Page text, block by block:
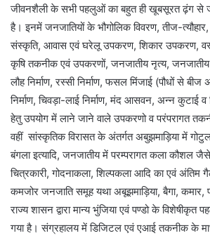
जीवनशैली के सभी पहलुओं का बहुत ही खूबसूरत ढ़ंग से
है। इनमें जनजातियों के भौगोलिक विवरण, तीज-त्यौहार,
संस्कृति, आवास एवं घरेलू उपकरण, शिकार उपकरण,
कृषि तकनीक एवं उपकरणों, जनजातीय नृत्य, जनजातीय
लौह निर्माण, रस्सी निर्माण, फसल मिंजाई (पौधों से
निर्माण, चिवड़ा-लाई निर्माण, मंद आसवन, अन्न कुटाई
हेतु उपयोग में लाने जाने वाले उपकरणो व परंपरागत
वहीं सांस्कृतिक विरासत के अंतर्गत अबुझमाड़िया में
बंगला इत्यादि, जनजातीय में परम्परागत कला कौशल
चित्रकारी, गोदनाकला, शिल्पकला आदि का एवं अंतिम
कमजोर जनजाति समूह यथा अबूझमाड़िया, बैगा, कमार,
राज्य शासन द्वारा मान्य भुंजिया एवं पण्डो के विशेषीकृत
गया है। संग्रहालय में डिजिटल एवं एआई तकनीक के